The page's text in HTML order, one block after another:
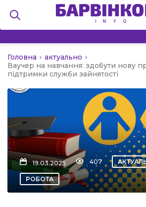
Головна
актуально
Ваучер на навчання: здобути нову
підтримки служби зайнятості
19.03.2025 407
РОБОТА